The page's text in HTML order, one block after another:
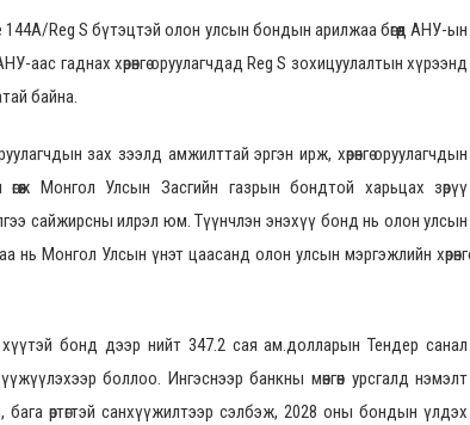
Reg S бүтэцтэй олон улсын бондын арилжаа бөгөөд АНУ-ын
аас гаднах хөрөнгө оруулагчдад Reg S зохицуулалтын хүрээнд
байна.
зах зээлд амжилттай эргэн ирж, хөрөнгө оруулагчдын
Монгол Улсын Засгийн газрын бондтой харьцах зөрүү
сайжирсны илрэл юм. Түүнчлэн энэхүү бонд нь олон улсын
Монгол Улсын үнэт цаасанд олон улсын мэргэжлийн хөрөнгө
бонд дээр нийт 347.2 сая ам.долларын Тендер санал
боллоо. Ингэснээр банкны мөнгөн урсгалд нэмэлт
бага өртөгтэй санхүүжилтээр сэлбэж, 2028 оны бондын үлдэх